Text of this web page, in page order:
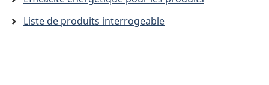
Liste de produits interrogeable